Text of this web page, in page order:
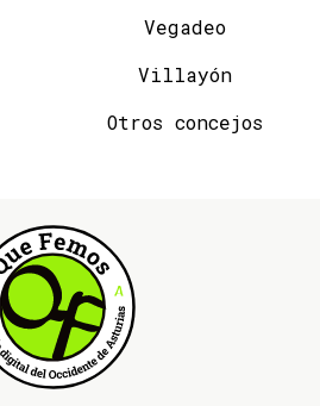
Vegadeo
Villayón
Otros concejos